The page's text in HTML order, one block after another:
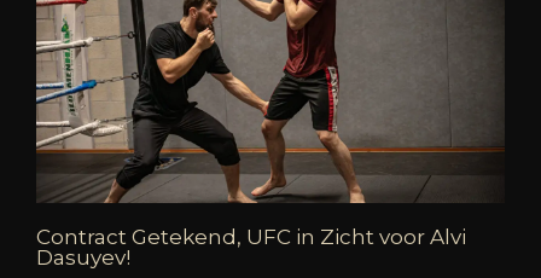
Contract Getekend, UFC in Zicht voor Alvi
Dasuyev!